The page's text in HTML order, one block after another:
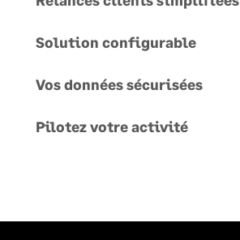
Solution configurable
Vos données sécurisées
Pilotez votre activité